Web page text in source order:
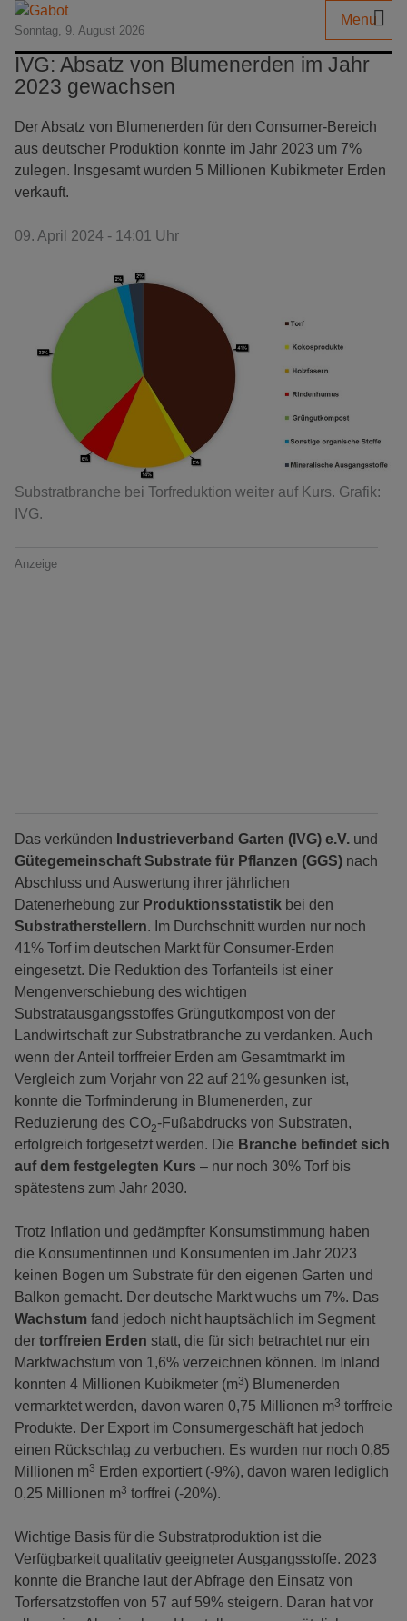
Sonntag, 9. August 2026
Menu
IVG: Absatz von Blumenerden im Jahr
2023 gewachsen
Der Absatz von Blumenerden für den Consumer-Bereich
aus deutscher Produktion konnte im Jahr 2023 um 7%
zulegen. Insgesamt wurden 5 Millionen Kubikmeter Erden
verkauft.
09. April 2024 - 14:01 Uhr
Substratbranche bei Torfreduktion weiter auf Kurs. Grafik:
IVG.
Anzeige
Das verkünden Industrieverband Garten (IVG) e.V. und
Gütegemeinschaft Substrate für Pflanzen (GGS) nach
Abschluss und Auswertung ihrer jährlichen
Datenerhebung zur Produktionsstatistik bei den
Substratherstellern. Im Durchschnitt wurden nur noch
41% Torf im deutschen Markt für Consumer-Erden
eingesetzt. Die Reduktion des Torfanteils ist einer
Mengenverschiebung des wichtigen
Substratausgangsstoffes Grüngutkompost von der
Landwirtschaft zur Substratbranche zu verdanken. Auch
wenn der Anteil torffreier Erden am Gesamtmarkt im
Vergleich zum Vorjahr von 22 auf 21% gesunken ist,
konnte die Torfminderung in Blumenerden, zur
Reduzierung des CO2-Fußabdrucks von Substraten,
erfolgreich fortgesetzt werden. Die Branche befindet sich
auf dem festgelegten Kurs – nur noch 30% Torf bis
spätestens zum Jahr 2030.
Trotz Inflation und gedämpfter Konsumstimmung haben
die Konsumentinnen und Konsumenten im Jahr 2023
keinen Bogen um Substrate für den eigenen Garten und
Balkon gemacht. Der deutsche Markt wuchs um 7%. Das
Wachstum fand jedoch nicht hauptsächlich im Segment
der torffreien Erden statt, die für sich betrachtet nur ein
Marktwachstum von 1,6% verzeichnen können. Im Inland
konnten 4 Millionen Kubikmeter (m3) Blumenerden
vermarktet werden, davon waren 0,75 Millionen m3 torffreie
Produkte. Der Export im Consumergeschäft hat jedoch
einen Rückschlag zu verbuchen. Es wurden nur noch 0,85
Millionen m3 Erden exportiert (-9%), davon waren lediglich
0,25 Millionen m3 torffrei (-20%).
Wichtige Basis für die Substratproduktion ist die
Verfügbarkeit qualitativ geeigneter Ausgangsstoffe. 2023
konnte die Branche laut der Abfrage den Einsatz von
Torfersatzstoffen von 57 auf 59% steigern. Daran hat vor